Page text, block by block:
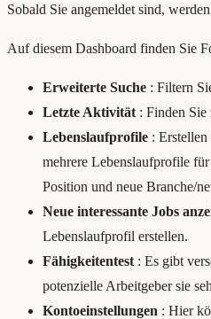
Sobald Sie angemeldet sind,
Auf diesem Dashboard finden Sie
Erweiterte Suche : Filtern
Letzte Aktivität : Finden Sie
Lebenslaufprofile :
mehrere Lebenslaufprofile
Position und neue Branche/
Neue interessante Jobs
Lebenslaufprofil erstellen.
Fähigkeitentest : Es gibt
potenzielle Arbeitgeber sie
Kontoeinstellungen : Hier